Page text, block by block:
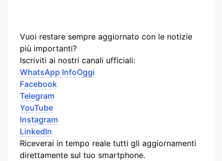
Vuoi restare sempre aggiornato con le notizie
più importanti?
Iscriviti ai nostri canali ufficiali:
WhatsApp InfoOggi
Facebook
Telegram
YouTube
Instagram
LinkedIn
Riceverai in tempo reale tutti gli aggiornamenti
direttamente sul tuo smartphone.